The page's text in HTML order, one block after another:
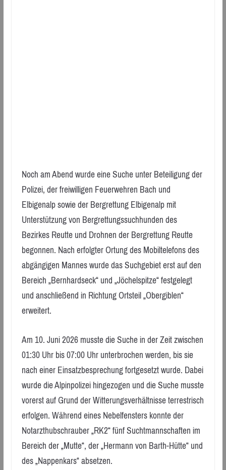
Noch am Abend wurde eine Suche unter Beteiligung der
Polizei, der freiwilligen Feuerwehren Bach und
Elbigenalp sowie der Bergrettung Elbigenalp mit
Unterstützung von Bergrettungssuchhunden des
Bezirkes Reutte und Drohnen der Bergrettung Reutte
begonnen. Nach erfolgter Ortung des Mobiltelefons des
abgängigen Mannes wurde das Suchgebiet erst auf den
Bereich „Bernhardseck“ und „Jöchelspitze“ festgelegt
und anschließend in Richtung Ortsteil „Obergiblen“
erweitert.
Am 10. Juni 2026 musste die Suche in der Zeit zwischen
01:30 Uhr bis 07:00 Uhr unterbrochen werden, bis sie
nach einer Einsatzbesprechung fortgesetzt wurde. Dabei
wurde die Alpinpolizei hingezogen und die Suche musste
vorerst auf Grund der Witterungsverhältnisse terrestrisch
erfolgen. Während eines Nebelfensters konnte der
Notarzthubschrauber „RK2“ fünf Suchtmannschaften im
Bereich der „Mutte“, der „Hermann von Barth-Hütte“ und
des „Nappenkars“ absetzen.